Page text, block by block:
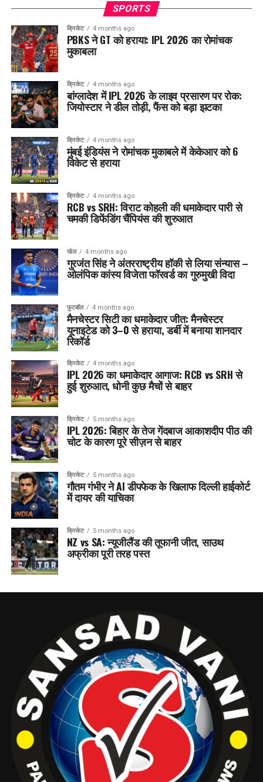
SPORTS
क्रिकेट 4 months ago
PBKS ने GT को हराया: IPL 2026 का रोमांचक
मुकाबला
क्रिकेट 4 months ago
बांग्लादेश में IPL 2026 के लाइव प्रसारण पर रोक:
जियोस्टार ने डील तोड़ी, फैंस को बड़ा झटका
क्रिकेट 4 months ago
मुंबई इंडियंस ने रोमांचक मुकाबले में केकेआर को 6
विकेट से हराया
क्रिकेट 4 months ago
RCB vs SRH: विराट कोहली की धमाकेदार पारी से
चमकी डिफेंडिंग चैंपियंस की शुरुआत
खेल 4 months ago
गुरजंत सिंह ने अंतरराष्ट्रीय हॉकी से लिया संन्यास –
ओलंपिक कांस्य विजेता फॉरवर्ड का गुरुमुखी विदा
फुटबॉल 4 months ago
मैनचेस्टर सिटी का धमाकेदार जीत: मैनचेस्टर
यूनाइटेड को 3–0 से हराया, डर्बी में बनाया शानदार
रिकॉर्ड
क्रिकेट 4 months ago
IPL 2026 का धमाकेदार आगाज: RCB vs SRH से
हुई शुरुआत, धोनी कुछ मैचों से बाहर
क्रिकेट 5 months ago
IPL 2026: बिहार के तेज गेंदबाज आकाशदीप पीठ की
चोट के कारण पूरे सीज़न से बाहर
क्रिकेट 5 months ago
गौतम गंभीर ने AI डीपफेक के खिलाफ दिल्ली हाईकोर्ट
में दायर की याचिका
क्रिकेट 5 months ago
NZ vs SA: न्यूजीलैंड की तूफानी जीत, साउथ
अफ्रीका पूरी तरह पस्त